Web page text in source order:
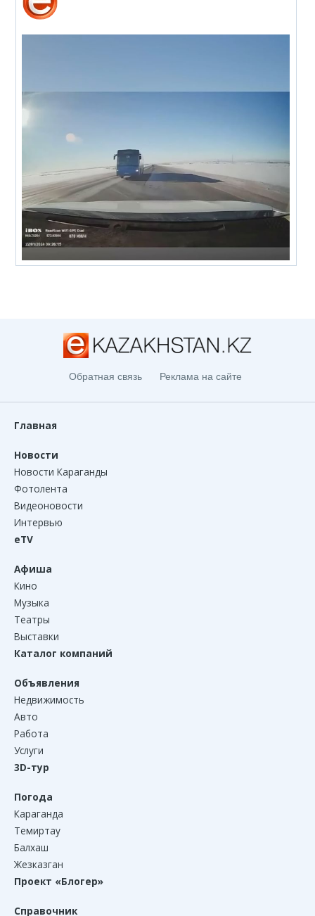
Обратная связь Реклама на сайте
Главная
Новости
Новости Караганды
Фотолента
Видеоновости
Интервью
eTV
Афиша
Кино
Музыка
Театры
Выставки
Каталог компаний
Объявления
Недвижимость
Авто
Работа
Услуги
3D-тур
Погода
Караганда
Темиртау
Балхаш
Жезказган
Проект «Блогер»
Справочник